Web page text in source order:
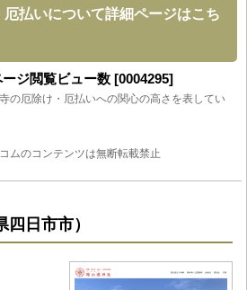
払いについて詳細ページはこち
ジ閲覧ビュー数 [0004295]
の厄除け・厄払いへの関心の高さを表してい
ムのコンテンツは無断転載禁止
日市市）